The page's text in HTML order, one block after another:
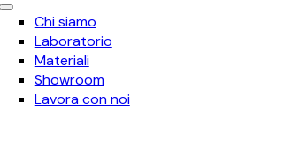
Chi siamo
Laboratorio
Materiali
Showroom
Lavora con noi